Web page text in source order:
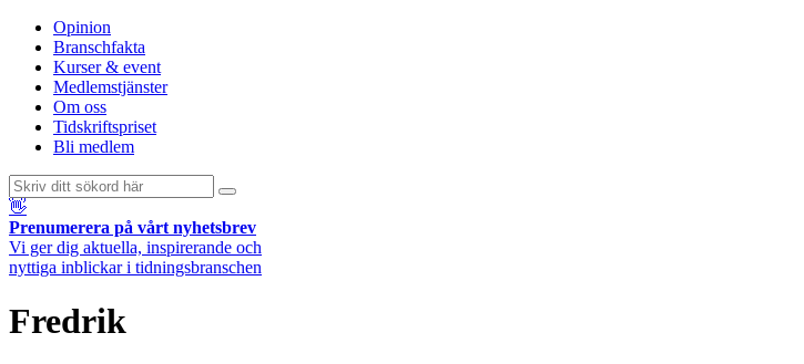
Opinion
Branschfakta
Kurser & event
Medlemstjänster
Om oss
Tidskriftspriset
Bli medlem
👋
Prenumerera på vårt nyhetsbrev
Vi ger dig aktuella, inspirerande och
nyttiga inblickar i tidningsbranschen
Fredrik